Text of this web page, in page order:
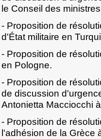
le Conseil des
- Proposition de
d'État militaire en
- Proposition de
en Pologne.
- Proposition de
de discussion
Antonietta Macciocchi
- Proposition de
l'adhésion de la Grèce